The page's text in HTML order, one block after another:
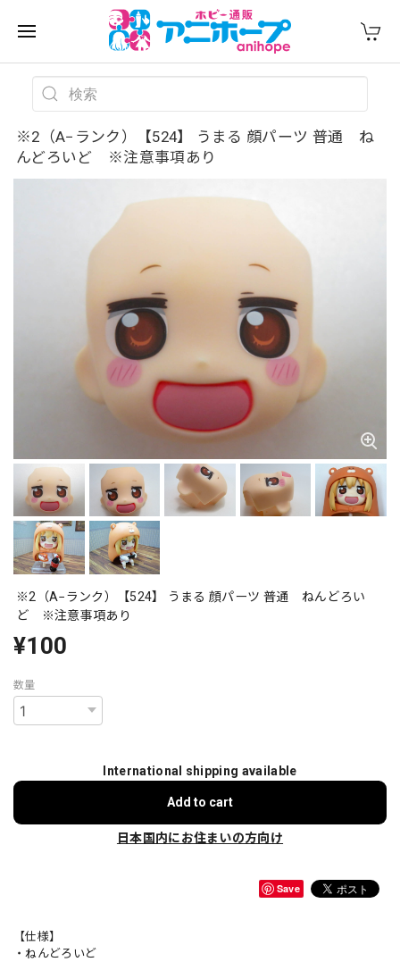
※2（A−ランク）【524】 うまる 顔パーツ 普通 ね
んどろいど ※注意事項あり
※2（A−ランク）【524】 うまる 顔パーツ 普通 ねんどろい
ど ※注意事項あり
¥100
数量
International shipping available
Add to cart
日本国内にお住まいの方向け
Save
【仕様】
・ねんどろいど